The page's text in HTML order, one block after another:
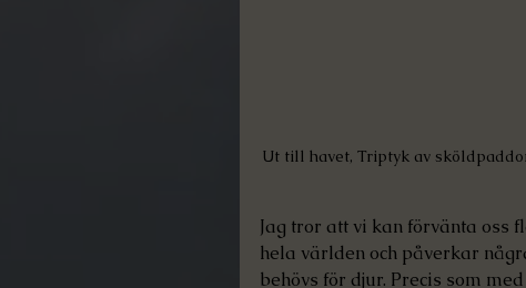
Ut till havet, Triptyk av
Jag tror att vi kan förvänta oss
hela världen och påverkar
behövs för djur. Precis som